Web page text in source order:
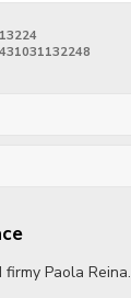
Paola Reina.